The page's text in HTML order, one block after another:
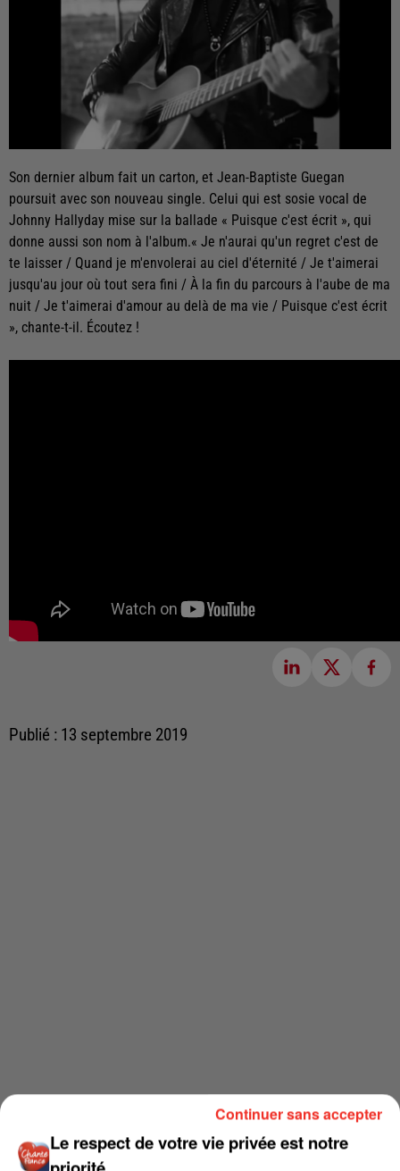
Son dernier album fait un carton, et Jean-Baptiste Guegan
poursuit avec son nouveau single. Celui qui est sosie vocal de
Johnny Hallyday mise sur la ballade « Puisque c'est écrit », qui
donne aussi son nom à l'album.« Je n'aurai qu'un regret c'est de
te laisser / Quand je m'envolerai au ciel d'éternité / Je t'aimerai
jusqu'au jour où tout sera fini / À la fin du parcours à l'aube de ma
nuit / Je t'aimerai d'amour au delà de ma vie / Puisque c'est écrit
», chante-t-il. Écoutez !
Publié : 13 septembre 2019
Le respect de votre vie privée est notre
Continuer sans accepter